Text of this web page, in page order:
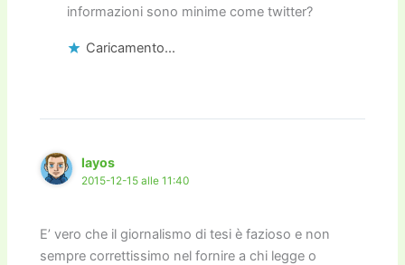
informazioni sono minime come twitter?
Caricamento...
layos
2015-12-15 alle 11:40
E’ vero che il giornalismo di tesi è fazioso e non
sempre correttissimo nel fornire a chi legge o